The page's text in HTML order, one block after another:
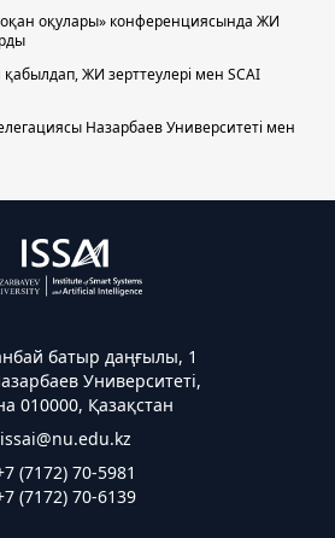
оқулары» конференциясында ЖИ
ЖИ зерттеулері мен SCAI
Назарбаев Университеті мен
батыр даңғылы, 1
Университеті,
010000, Қазақстан
issai@nu.edu.kz
(7172) 70-5981
(7172) 70-6139